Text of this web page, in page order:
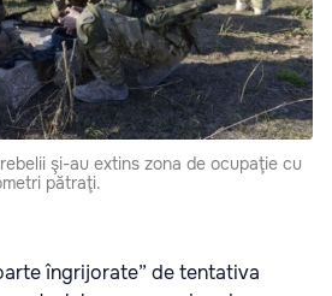
şi-au extins zona de ocupaţie cu
pătraţi.
îngrijorate” de tentativa